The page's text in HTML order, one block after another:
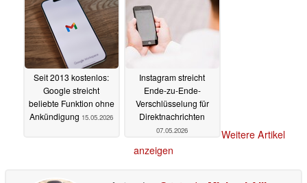
Seit 2013 kostenlos:
Google streicht
beliebte Funktion ohne
Ankündigung 15.05.2026
Instagram streicht
Ende-zu-Ende-
Verschlüsselung für
Direktnachrichten
07.05.2026
Weitere Artikel
anzeigen